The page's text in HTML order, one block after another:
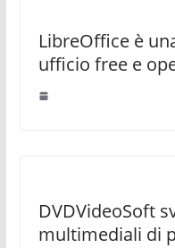
LibreOffice è
ufficio free e
DVDVideoSoft
multimediali di